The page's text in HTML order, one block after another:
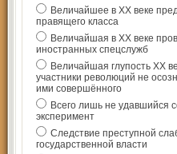
Величайшее в ХХ веке
правящего класса
Величайшая в ХХ веке
иностранных спецслужб
Величайшая глупость ХХ
участники революций не
ими совершённого
Всего лишь не удавшийся
эксперимент
Следствие преступной
государственной власти